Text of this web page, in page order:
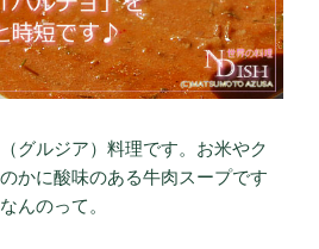
グルジア）料理です。お米やク
かに酸味のある牛肉スープです
んのって。